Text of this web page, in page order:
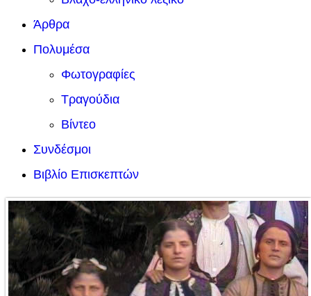
Άρθρα
Πολυμέσα
Φωτογραφίες
Τραγούδια
Βίντεο
Συνδέσμοι
Βιβλίο Επισκεπτών